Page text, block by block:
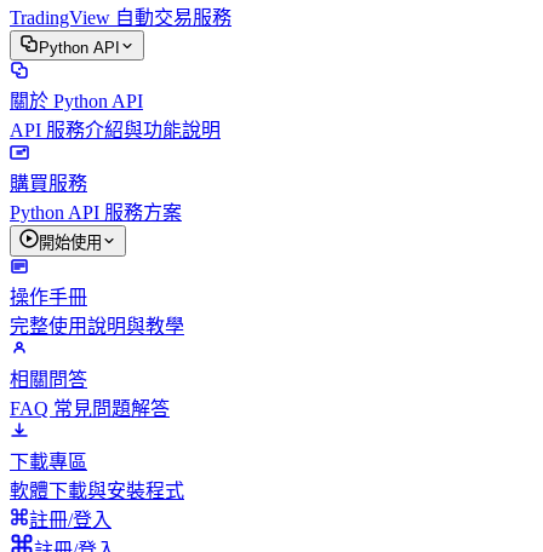
TradingView 自動交易服務
Python API
關於 Python API
API 服務介紹與功能說明
購買服務
Python API 服務方案
開始使用
操作手冊
完整使用說明與教學
相關問答
FAQ 常見問題解答
下載專區
軟體下載與安裝程式
註冊/登入